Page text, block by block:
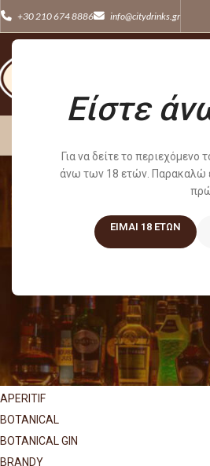
Είστε
Για να δείτε το περιεχόμενο
άνω των 18 ετών. Παρακαλώ
ΕΊΜΑΙ 18 ΕΤΏΝ
+30 210 674 8886 info@citydrinks.gr
ΑΦΡΩΔΕΣ
ΗΣΥΧΑ
ΤΥΠΟΣ
APERITIF
BOTANICAL
BOTANICAL GIN
BRANDY